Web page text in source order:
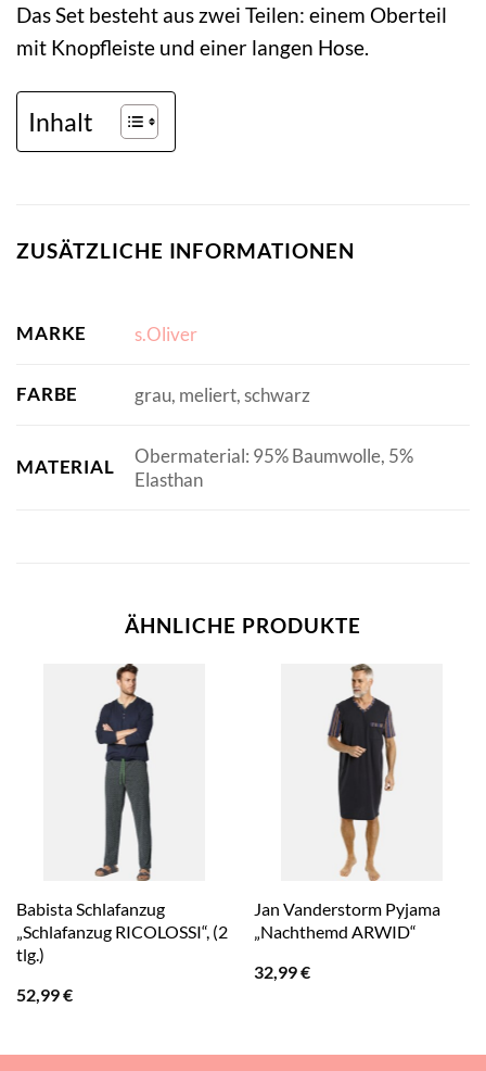
Das Set besteht aus zwei Teilen: einem Oberteil
mit Knopfleiste und einer langen Hose.
Inhalt
ZUSÄTZLICHE INFORMATIONEN
MARKE s.Oliver
FARBE grau, meliert, schwarz
MATERIAL
Obermaterial: 95% Baumwolle, 5%
Elasthan
ÄHNLICHE PRODUKTE
Babista Schlafanzug
„Schlafanzug RICOLOSSI“, (2
tlg.)
52,99€
Jan Vanderstorm Pyjama
„Nachthemd ARWID“
32,99€